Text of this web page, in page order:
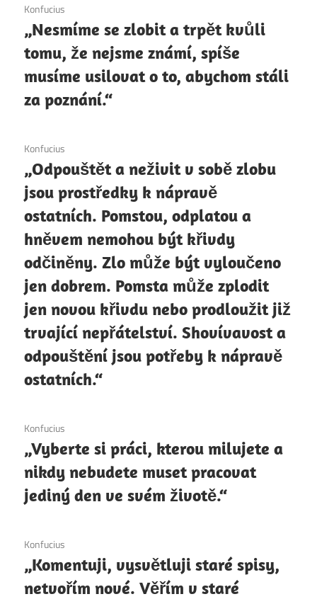
6. 12. 2020
Konfucius
„Nesmíme se zlobit a trpět kvůli
tomu, že nejsme známí, spíše
musíme usilovat o to, abychom stáli
za poznání.“
6. 12. 2020
Konfucius
„Odpouštět a neživit v sobě zlobu
jsou prostředky k nápravě
ostatních. Pomstou, odplatou a
hněvem nemohou být křivdy
odčiněny. Zlo může být vyloučeno
jen dobrem. Pomsta může zplodit
jen novou křivdu nebo prodloužit již
trvající nepřátelství. Shovívavost a
odpouštění jsou potřeby k nápravě
ostatních.“
6. 12. 2020
Konfucius
„Vyberte si práci, kterou milujete a
nikdy nebudete muset pracovat
jediný den ve svém životě.“
6. 12. 2020
Konfucius
„Komentuji, vysvětluji staré spisy,
netvořím nové. Věřím v staré